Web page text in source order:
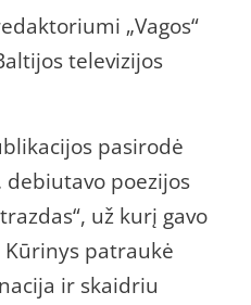
„Vagos“
televizijos
pasirodė
debiutavo poezijos
už kurį gavo
patraukė
ir skaidriu